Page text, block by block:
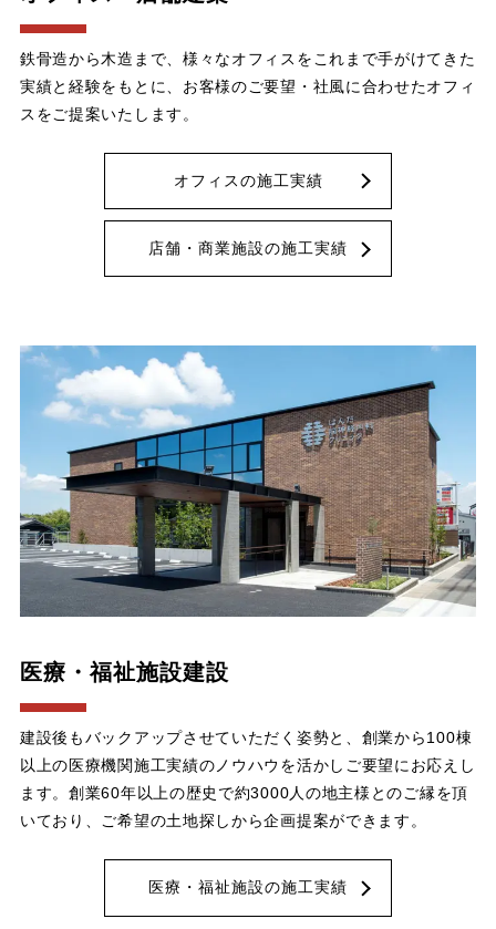
鉄骨造から木造まで、様々なオフィスをこれまで手がけてきた
実績と経験をもとに、お客様のご要望・社風に合わせたオフィ
スをご提案いたします。
オフィスの施工実績
店舗・商業施設の施工実績
医療・福祉施設建設
建設後もバックアップさせていただく姿勢と、創業から100棟
以上の医療機関施工実績のノウハウを活かしご要望にお応えし
ます。創業60年以上の歴史で約3000人の地主様とのご縁を頂
いており、ご希望の土地探しから企画提案ができます。
医療・福祉施設の施工実績